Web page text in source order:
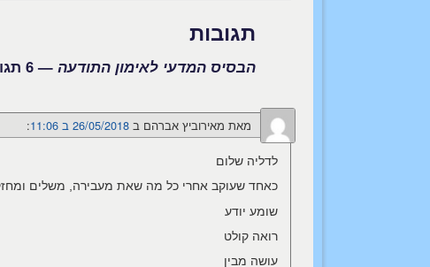
תגובות
הבסיס המדעי לאימון התודעה — 6 תגובות
מאת מאירוביץ אברהם ב 26/05/2018 ב 11:06 :‏
לדליה שלום
כאחד שעוקב אחרי כל מה שאת מעבירה, משלים
שומע יודע
רואה קולט
עושה מבין